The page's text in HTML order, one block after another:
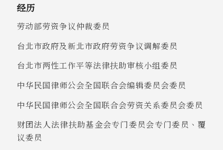
经历
劳动部劳资争议仲裁委员
台北市政府及新北市政府劳资争议调解委员
台北市两性工作平等法律扶助审核小组委员
中华民国律师公会全国联合会编辑委员会委员
中华民国律师公会全国联合会劳资关系委员会委员
财团法人法律扶助基金会专门委员会专门委员、覆
议委员